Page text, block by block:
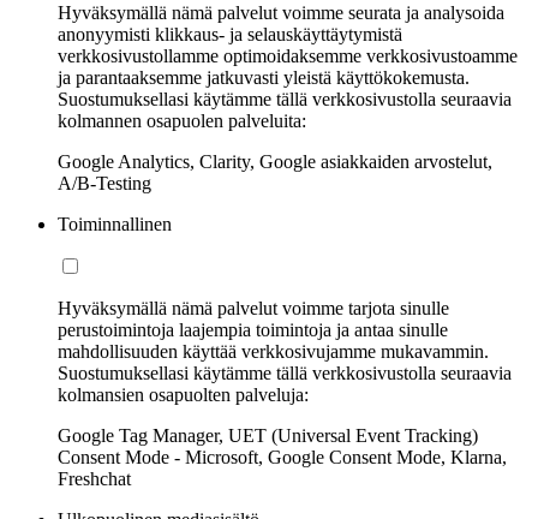
Hyväksymällä nämä palvelut voimme seurata ja analysoida
anonyymisti klikkaus- ja selauskäyttäytymistä
verkkosivustollamme optimoidaksemme verkkosivustoamme
ja parantaaksemme jatkuvasti yleistä käyttökokemusta.
Suostumuksellasi käytämme tällä verkkosivustolla seuraavia
kolmannen osapuolen palveluita:
Google Analytics, Clarity, Google asiakkaiden arvostelut,
A/B-Testing
Toiminnallinen
Hyväksymällä nämä palvelut voimme tarjota sinulle
perustoimintoja laajempia toimintoja ja antaa sinulle
mahdollisuuden käyttää verkkosivujamme mukavammin.
Suostumuksellasi käytämme tällä verkkosivustolla seuraavia
kolmansien osapuolten palveluja:
Google Tag Manager, UET (Universal Event Tracking)
Consent Mode - Microsoft, Google Consent Mode, Klarna,
Freshchat